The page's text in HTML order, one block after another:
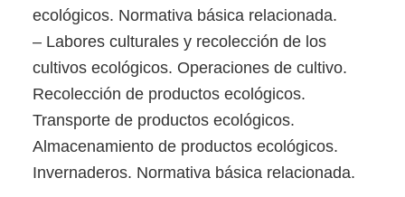
ecológicos. Normativa básica relacionada.
– Labores culturales y recolección de los
cultivos ecológicos. Operaciones de cultivo.
Recolección de productos ecológicos.
Transporte de productos ecológicos.
Almacenamiento de productos ecológicos.
Invernaderos. Normativa básica relacionada.